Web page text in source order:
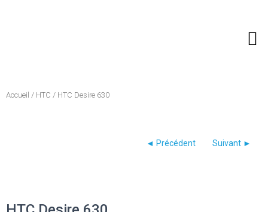
Accueil / HTC / HTC Desire 630